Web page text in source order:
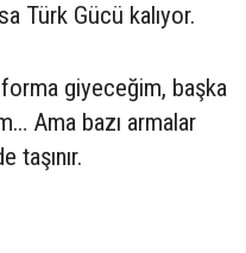
Türk Gücü kalıyor.
giyeceğim, başka
Ama bazı armalar
taşınır.